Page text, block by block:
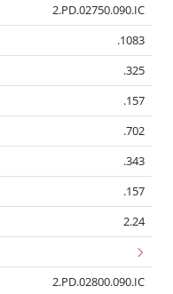
2.PD.02750.090.IC
.1083
.325
.157
.702
.343
.157
2.24
2.PD.02800.090.IC